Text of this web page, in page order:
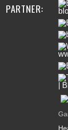
PARTNER: